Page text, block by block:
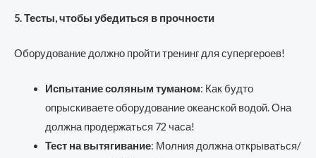
5. Тесты, чтобы убедиться в прочности
Оборудование должно пройти тренинг для супергероев!
Испытание соляным туманом: Как будто
опрыскиваете оборудование океанской водой. Она
должна продержаться 72 часа!
Тест на вытягивание: Молния должна открываться/